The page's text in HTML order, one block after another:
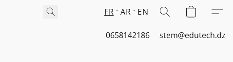
FR AR EN
0658142186 stem@edutech.dz